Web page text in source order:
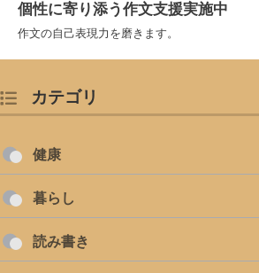
個性に寄り添う作文支援実施中
作文の自己表現力を磨きます。
カテゴリ
健康
暮らし
読み書き